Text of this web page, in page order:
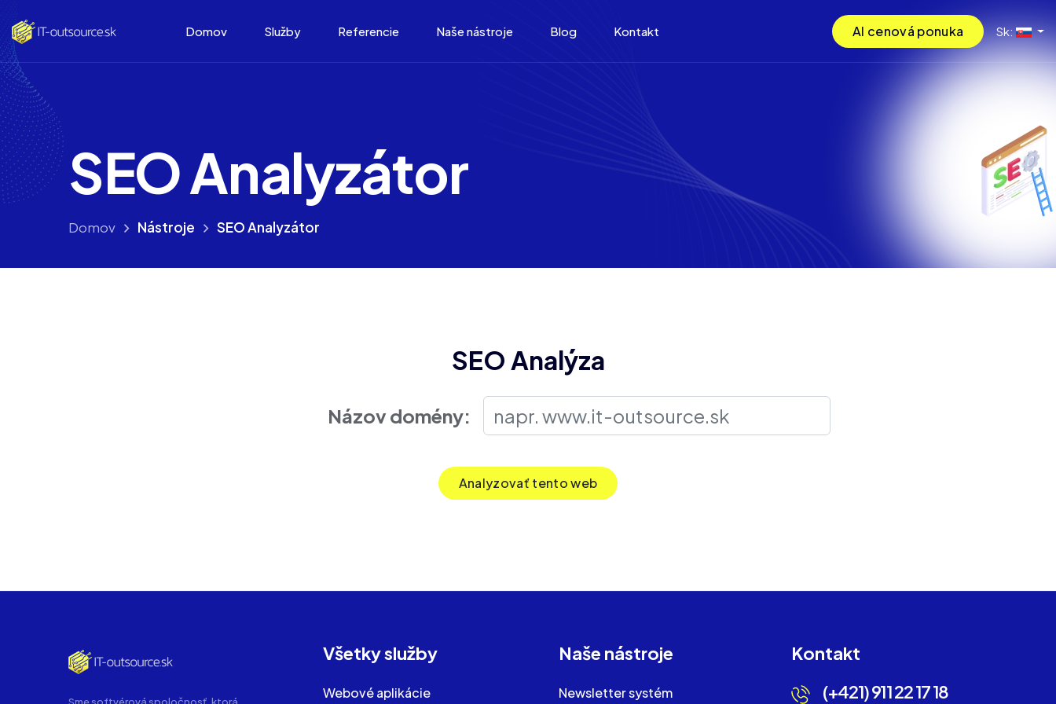
Domov Služby Referencie Naše nástroje Blog Kontakt AI cenová ponuka Sk:
SEO Analyzátor
Domov Nástroje SEO Analyzátor
SEO Analýza
Názov domény:
Analyzovať tento web
Všetky služby
Webové aplikácie
Naše nástroje
Newsletter systém
Kontakt
(+421) 911 22 17 18